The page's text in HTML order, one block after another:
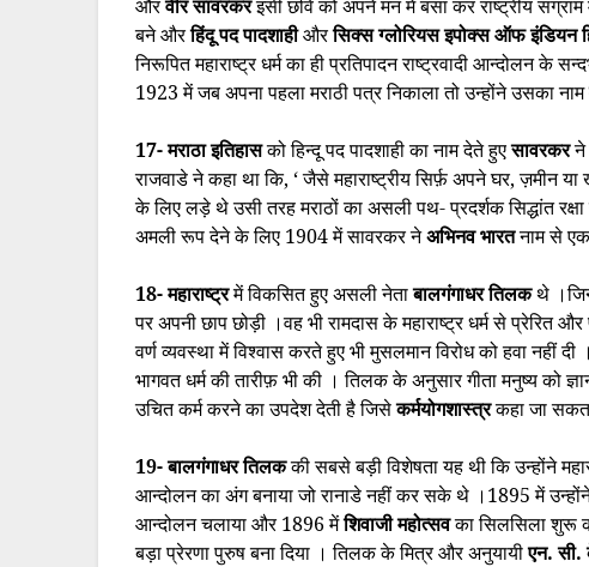
औरवीर सावरकरइसी छवि को अपने मन में बसा कर राष्ट्रीय
बने औरहिंदू पद पादशाहीऔरसिक्स ग्लोरियस इपोक्स ऑफ इंडियन
निरूपित महाराष्ट्र धर्म का ही प्रतिपादन राष्ट्रवादी आन्दोलन के
1923 में जब अपना पहला मराठी पत्र निकाला तो उन्होंने उसका नाम
17- मराठा इतिहासको हिन्दू पद पादशाही का नाम देते हुएसावरकरने
राजवाडे ने कहा था कि, ‘ जैसे महाराष्ट्रीय सिर्फ़ अपने घर, ज़मीन
के लिए लड़े थे उसी तरह मराठों का असली पथ- प्रदर्शक सिद्धांत
अमली रूप देने के लिए 1904 में सावरकर नेअभिनव भारतनाम से
18- महाराष्ट्रमें विकसित हुए असली नेताबालगंगाधर तिलकथे
पर अपनी छाप छोड़ी ।वह भी रामदास के महाराष्ट्र धर्म से
वर्ण व्यवस्था में विश्वास करते हुए भी मुसलमान विरोध को हवा नहीं
भागवत धर्म की तारीफ़ भी की । तिलक के अनुसार गीता मनुष्य को
उचित कर्म करने का उपदेश देती है जिसेकर्मयोगशास्त्रकहा जा
19- बालगंगाधर तिलककी सबसे बड़ी विशेषता यह थी कि उन्होंने
आन्दोलन का अंग बनाया जो रानाडे नहीं कर सके थे ।1895 में
आन्दोलन चलाया और 1896 मेंशिवाजी महोत्सवका सिलसिला शुरू
बड़ा प्रेरणा पुरुष बना दिया । तिलक के मित्र और अनुयायीएन.